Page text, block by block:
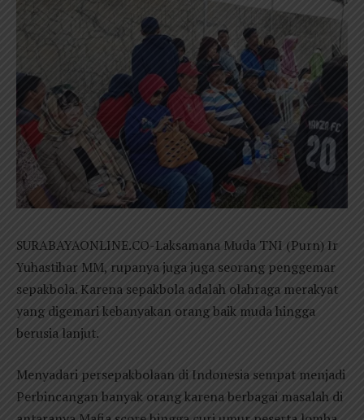
SURABAYAONLINE.CO-Laksamana Muda TNI (Purn) Ir
Yuhastihar MM, rupanya juga juga seorang penggemar
sepakbola. Karena sepakbola adalah olahraga merakyat
yang digemari kebanyakan orang baik muda hingga
berusia lanjut.
Menyadari persepakbolaan di Indonesia sempat menjadi
Perbincangan banyak orang karena berbagai masalah di